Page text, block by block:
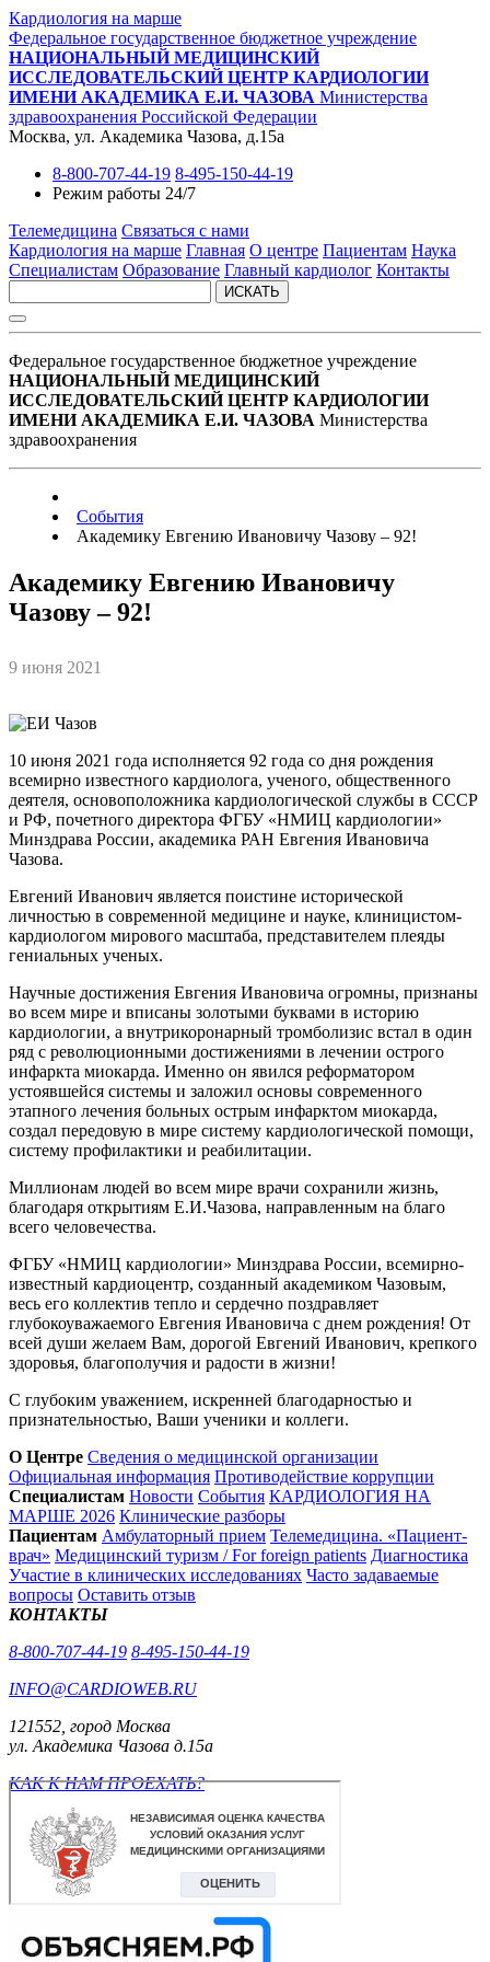
Кардиология на марше
Федеральное государственное бюджетное учреждение
НАЦИОНАЛЬНЫЙ МЕДИЦИНСКИЙ
ИССЛЕДОВАТЕЛЬСКИЙ ЦЕНТР КАРДИОЛОГИИ
ИМЕНИ АКАДЕМИКА Е.И. ЧАЗОВА Министерства
здравоохранения Российской Федерации
Москва, ул. Академика Чазова, д.15а
8-800-707-44-19 8-495-150-44-19
Режим работы 24/7
Телемедицина Связаться с нами
Кардиология на марше Главная О центре Пациентам Наука
Специалистам Образование Главный кардиолог Контакты
ИСКАТЬ
Федеральное государственное бюджетное учреждение
НАЦИОНАЛЬНЫЙ МЕДИЦИНСКИЙ
ИССЛЕДОВАТЕЛЬСКИЙ ЦЕНТР КАРДИОЛОГИИ
ИМЕНИ АКАДЕМИКА Е.И. ЧАЗОВА Министерства
здравоохранения
События
Академику Евгению Ивановичу Чазову – 92!
Академику Евгению Ивановичу
Чазову – 92!
9 июня 2021
10 июня 2021 года исполняется 92 года со дня рождения
всемирно известного кардиолога, ученого, общественного
деятеля, основоположника кардиологической службы в СССР
и РФ, почетного директора ФГБУ «НМИЦ кардиологии»
Минздрава России, академика РАН Евгения Ивановича
Чазова.
Евгений Иванович является поистине исторической
личностью в современной медицине и науке, клиницистом-
кардиологом мирового масштаба, представителем плеяды
гениальных ученых.
Научные достижения Евгения Ивановича огромны, признаны
во всем мире и вписаны золотыми буквами в историю
кардиологии, а внутрикоронарный тромболизис встал в один
ряд с революционными достижениями в лечении острого
инфаркта миокарда. Именно он явился реформатором
устоявшейся системы и заложил основы современного
этапного лечения больных острым инфарктом миокарда,
создал передовую в мире систему кардиологической помощи,
систему профилактики и реабилитации.
Миллионам людей во всем мире врачи сохранили жизнь,
благодаря открытиям Е.И.Чазова, направленным на благо
всего человечества.
ФГБУ «НМИЦ кардиологии» Минздрава России, всемирно-
известный кардиоцентр, созданный академиком Чазовым,
весь его коллектив тепло и сердечно поздравляет
глубокоуважаемого Евгения Ивановича с днем рождения! От
всей души желаем Вам, дорогой Евгений Иванович, крепкого
здоровья, благополучия и радости в жизни!
С глубоким уважением, искренней благодарностью и
признательностью, Ваши ученики и коллеги.
О Центре Сведения о медицинской организации
Официальная информация Противодействие коррупции
Специалистам Новости События КАРДИОЛОГИЯ НА
МАРШЕ 2026 Клинические разборы
Пациентам Амбулаторный прием Телемедицина. «Пациент-
врач» Медицинский туризм / For foreign patients Диагностика
Участие в клинических исследованиях Часто задаваемые
вопросы Оставить отзыв
КОНТАКТЫ
8-800-707-44-19 8-495-150-44-19
INFO@CARDIOWEB.RU
121552, город Москва
ул. Академика Чазова д.15а
КАК К НАМ ПРОЕХАТЬ?